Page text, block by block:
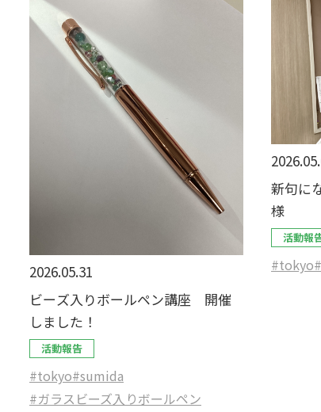
2026.05.31
ビーズ入りボールペン講座 開催
しました！
活動報告
#tokyo#sumida
#ガラスビーズ入りボールペン
新句に
様
活動報
#tokyo